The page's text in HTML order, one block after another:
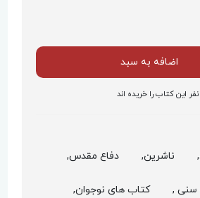
اضافه به سبد
نفر این کتاب را خریده اند
ناشرین, دفاع مقدس,
سنی , کتاب های نوجوان,